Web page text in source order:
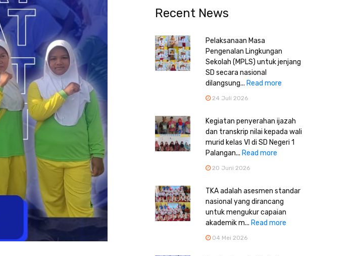
Recent News
Pelaksanaan Masa
Pengenalan Lingkungan
Sekolah (MPLS) untuk jenjang
SD secara nasional
dilangsung... Read more
24 Juli 2026
Kegiatan penyerahan ijazah
dan transkrip nilai kepada wali
murid kelas VI di SD Negeri 1
Palangan... Read more
20 Juni 2026
TKA adalah asesmen standar
nasional yang dirancang
untuk mengukur capaian
akademik m... Read more
04 Mei 2026